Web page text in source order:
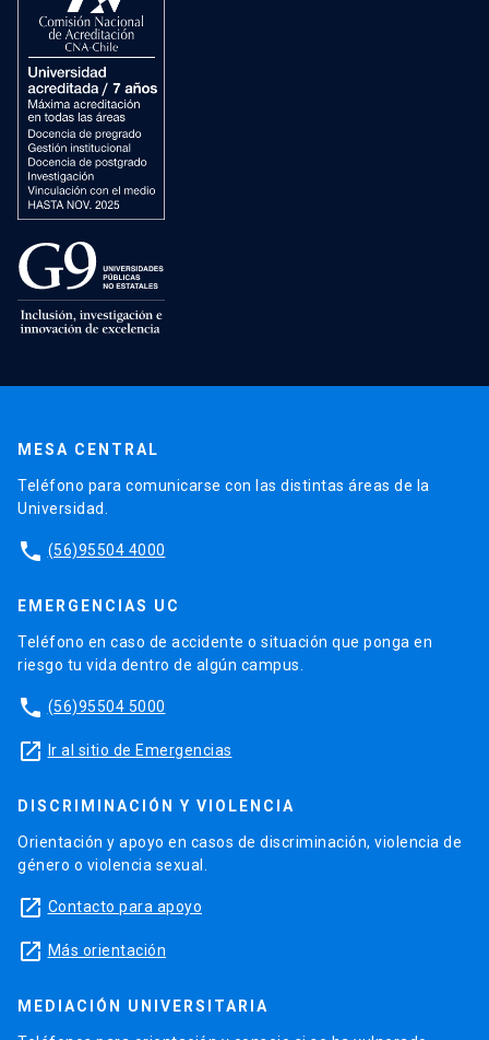
MESA CENTRAL
Teléfono para comunicarse con las distintas áreas de la
Universidad.
phone (56)95504 4000
EMERGENCIAS UC
Teléfono en caso de accidente o situación que ponga en
riesgo tu vida dentro de algún campus.
phone (56)95504 5000
launch Ir al sitio de Emergencias
DISCRIMINACIÓN Y VIOLENCIA
Orientación y apoyo en casos de discriminación, violencia de
género o violencia sexual.
launch Contacto para apoyo
launch Más orientación
MEDIACIÓN UNIVERSITARIA